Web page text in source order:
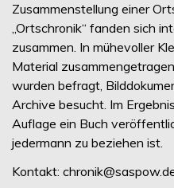
Zusammenstellung einer
„Ortschronik“ fanden sich
zusammen. In mühevoller
Material
wurden befragt,
Archive besucht. Im
Auflage ein Buch
jedermann zu beziehen ist.
Kontakt: